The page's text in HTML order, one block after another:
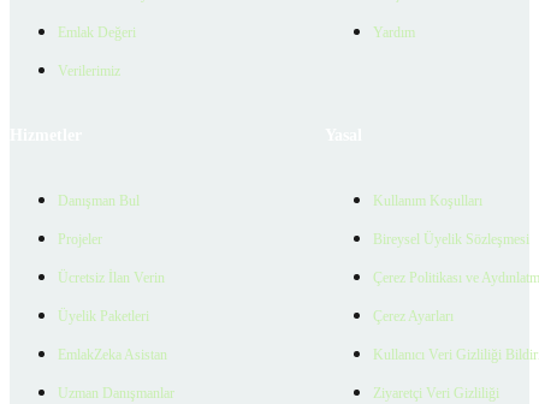
Emlak Değeri
Verilerimiz
Yardım
Danışman Bul
Projeler
Ücretsiz İlan Verin
Üyelik Paketleri
EmlakZeka Asistan
Uzman Danışmanlar
Kullanım Koşulları
Bireysel Üyelik Sözleşmesi
Çerez Politikası ve
Çerez Ayarları
Kullanıcı Veri Gizliliği
Ziyaretçi Veri Gizliliği